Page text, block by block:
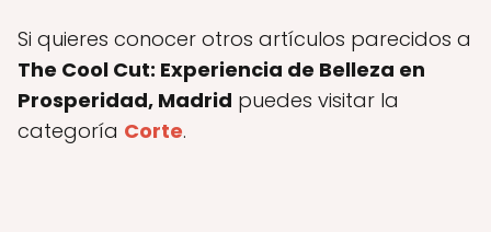
Si quieres conocer otros artículos parecidos a
The Cool Cut: Experiencia de Belleza en
Prosperidad, Madrid puedes visitar la
categoría Corte.